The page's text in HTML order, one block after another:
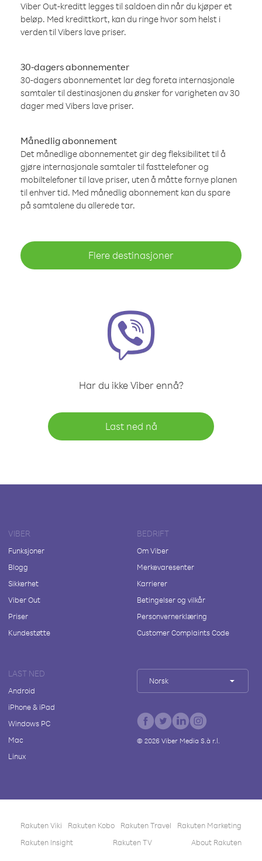
Viber Out-kreditt legges til saldoen din når du kjøper et
beløp. Med kredittkort, kan du ringe hvor som helst i
verden til Vibers lave priser.
30-dagers abonnementer
30-dagers abonnementet lar deg foreta internasjonale
samtaler til destinasjonen du ønsker for varigheten av 30
dager med Vibers lave priser.
Månedlig abonnement
Det månedlige abonnementet gir deg fleksibilitet til å
gjøre internasjonale samtaler til fasttelefoner og
mobiltelefoner til lave priser, uten å måtte fornye planen
til enhver tid. Med månedlig abonnement kan du spare
på samtalene du allerede tar.
Flere destinasjoner
Har du ikke Viber ennå?
Last ned nå
VIBER
Funksjoner
Blogg
Sikkerhet
Viber Out
Priser
Kundestøtte
BEDRIFT
Om Viber
Merkevaresenter
Karrierer
Betingelser og vilkår
Personvernerklæring
Customer Complaints Code
LAST NED
Android
iPhone & iPad
Windows PC
Mac
Linux
Norsk
© 2026Viber Media S.à r.l.
Rakuten Viki Rakuten Kobo Rakuten Travel
Rakuten Marketing
Rakuten Insight
Rakuten TV About Rakuten